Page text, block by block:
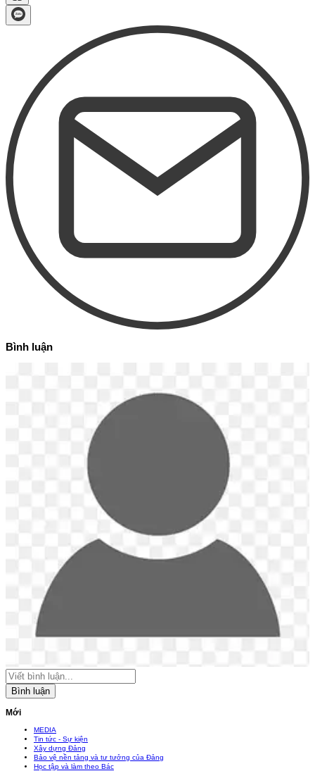
Bình luận
Bình luận
Mới
MEDIA
Tin tức - Sự kiện
Xây dựng Đảng
Bảo vệ nền tảng và tư tưởng của Đảng
Học tập và làm theo Bác